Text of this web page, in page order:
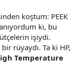
koştum: PEEK
ki, bu
işiydi.
rüyaydı. Ta ki HP,
Temperature